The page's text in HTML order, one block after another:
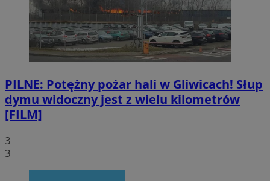
PILNE: Potężny pożar hali w Gliwicach! Słup
dymu widoczny jest z wielu kilometrów
[FILM]
3
3